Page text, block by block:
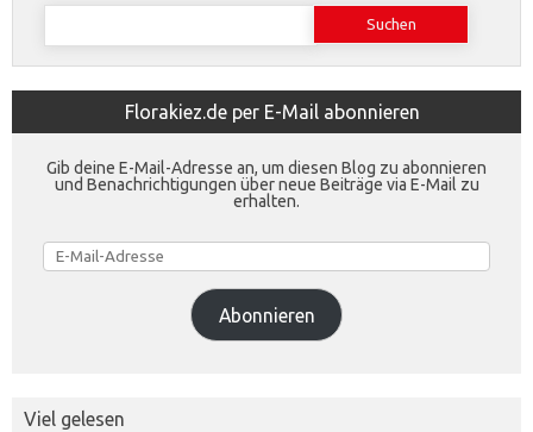
Suchen
Florakiez.de per E-Mail abonnieren
Gib deine E-Mail-Adresse an, um diesen Blog zu abonnieren
und Benachrichtigungen über neue Beiträge via E-Mail zu
erhalten.
E-
Mail-
Adresse
Abonnieren
Viel gelesen